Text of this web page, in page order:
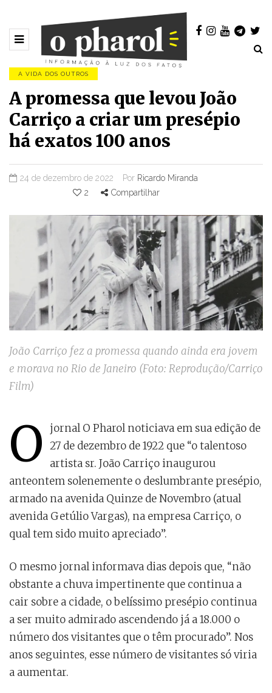
A VIDA DOS OUTROS
A promessa que levou João
Carriço a criar um presépio
há exatos 100 anos
24 de dezembro de 2022 Por Ricardo Miranda
2
Compartilhar
João Carriço fez a promessa quando ainda era jovem
e morava no Rio de Janeiro (Foto: Reprodução/Carriço
Film)
O
jornal O Pharol noticiava em sua edição de
27 de dezembro de 1922 que “o talentoso
artista sr. João Carriço inaugurou
anteontem solenemente o deslumbrante presépio,
armado na avenida Quinze de Novembro (atual
avenida Getúlio Vargas), na empresa Carriço, o
qual tem sido muito apreciado”.
O mesmo jornal informava dias depois que, “não
obstante a chuva impertinente que continua a
cair sobre a cidade, o belíssimo presépio continua
a ser muito admirado ascendendo já a 18.000 o
número dos visitantes que o têm procurado”. Nos
anos seguintes, esse número de visitantes só viria
a aumentar.